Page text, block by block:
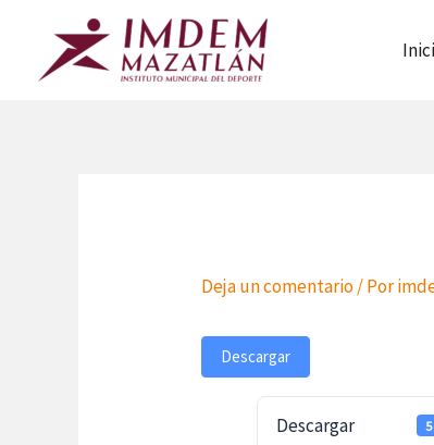
contenido
Deja un comentario/ Por
Descargar
Descargar 5